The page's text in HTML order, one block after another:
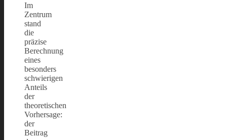
Im
Zentrum
stand
die
präzise
Berechnung
eines
besonders
schwierigen
Anteils
der
theoretischen
Vorhersage:
der
Beitrag